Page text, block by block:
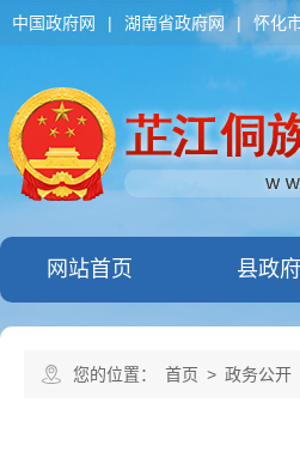
中国政府网 | 湖南省政府网 | 怀化
网站首页 县政府
您的位置： 首页 > 政务公开